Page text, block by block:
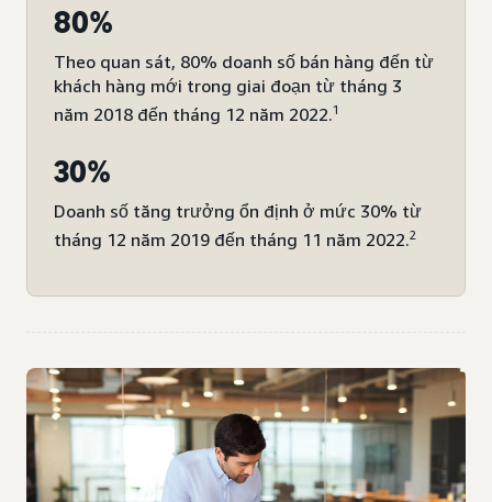
80%
Theo quan sát, 80% doanh số bán hàng đến từ
khách hàng mới trong giai đoạn từ tháng 3
năm 2018 đến tháng 12 năm 2022.1
30%
Doanh số tăng trưởng ổn định ở mức 30% từ
tháng 12 năm 2019 đến tháng 11 năm 2022.2